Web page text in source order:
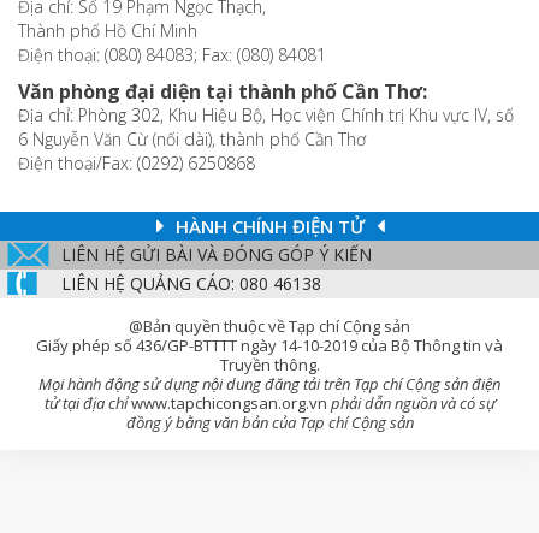
Địa chỉ: Số 19 Phạm Ngọc Thạch,
Thành phố Hồ Chí Minh
Điện thoại: (080) 84083; Fax: (080) 84081
Văn phòng đại diện tại thành phố Cần Thơ:
Địa chỉ: Phòng 302, Khu Hiệu Bộ, Học viện Chính trị Khu vực IV, số
6 Nguyễn Văn Cừ (nối dài), thành phố Cần Thơ
Điện thoại/Fax: (0292) 6250868
HÀNH CHÍNH ĐIỆN TỬ
LIÊN HỆ GỬI BÀI VÀ ĐÓNG GÓP Ý KIẾN
LIÊN HỆ QUẢNG CÁO: 080 46138
@Bản quyền thuộc về Tạp chí Cộng sản
Giấy phép số 436/GP-BTTTT ngày 14-10-2019 của Bộ Thông tin và
Truyền thông.
Mọi hành động sử dụng nội dung đăng tải trên Tạp chí Cộng sản điện
tử tại địa chỉwww.tapchicongsan.org.vn phải dẫn nguồn và có sự
đồng ý bằng văn bản của Tạp chí Cộng sản